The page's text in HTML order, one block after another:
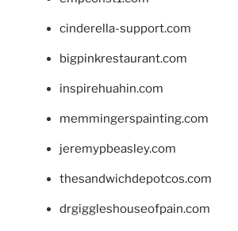
cinderella-support.com
bigpinkrestaurant.com
inspirehuahin.com
memmingerspainting.com
jeremypbeasley.com
thesandwichdepotcos.com
drgiggleshouseofpain.com